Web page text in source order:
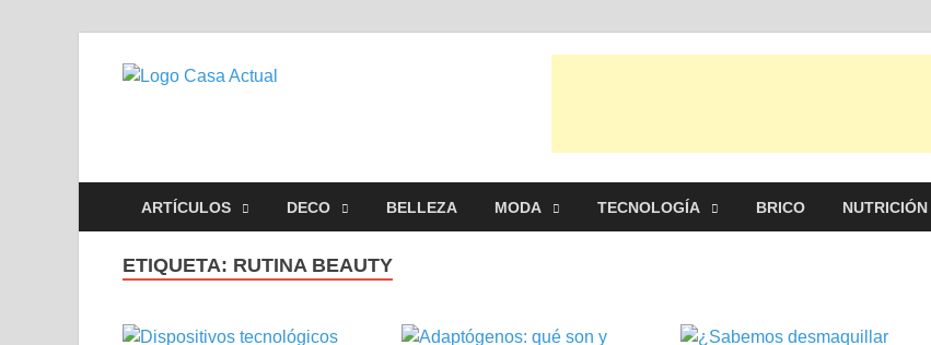
ARTÍCULOS DECO BELLEZA MODA TECNOLOGÍA BRICO NUTRICIÓN
ETIQUETA: RUTINA BEAUTY